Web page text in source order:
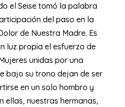
el Seise tomó la palabra
del paso en la
de Nuestra Madre. Es
luz propia el esfuerzo de
unidas por una
bajo su trono dejan de ser
en un solo hombro y
ellas, nuestras hermanas,